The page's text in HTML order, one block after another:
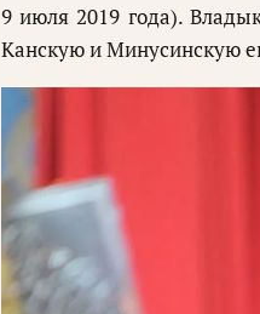
9 июля 2019 года).
Канскую и Минусинскую